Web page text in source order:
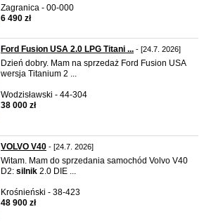
Zagranica - 00-000
6 490 zł
Ford Fusion USA 2.0 LPG Titani ... - [24.7. 2026]
Dzień dobry. Mam na sprzedaż Ford Fusion USA
wersja Titanium 2 ...
Wodzisławski - 44-304
38 000 zł
VOLVO V40 - [24.7. 2026]
Witam. Mam do sprzedania samochód Volvo V40
D2: silnik 2.0 DIE ...
Krośnieński - 38-423
48 900 zł